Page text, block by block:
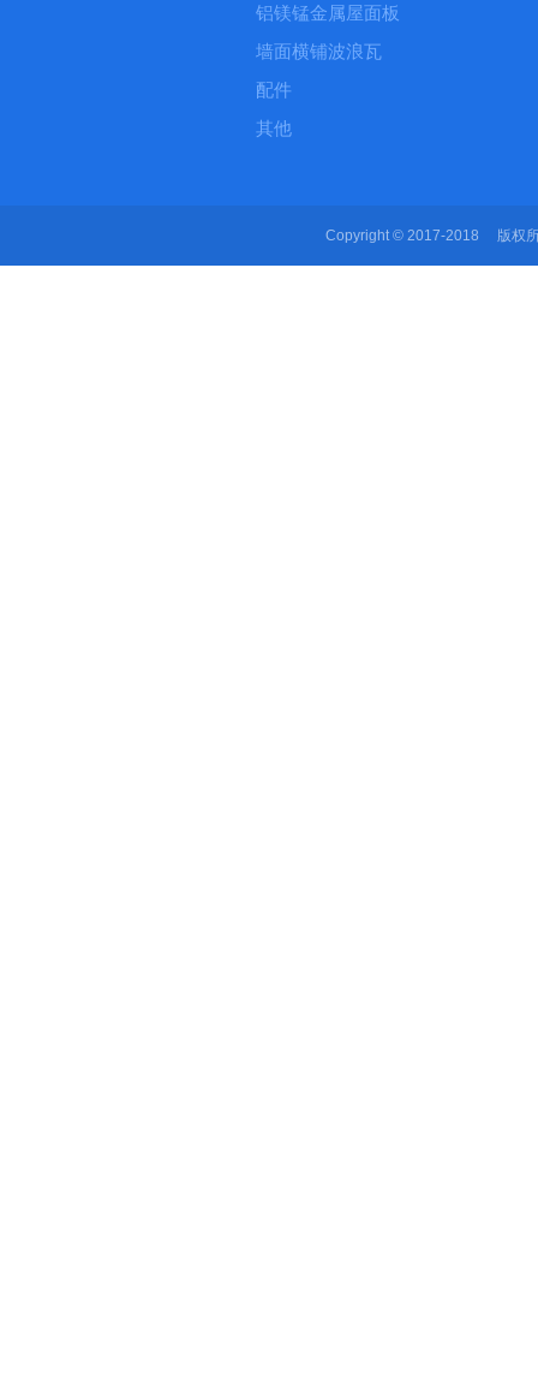
铝镁锰金属屋面板
墙面横铺波浪瓦
配件
其他
Copyright © 2017-2018 版权